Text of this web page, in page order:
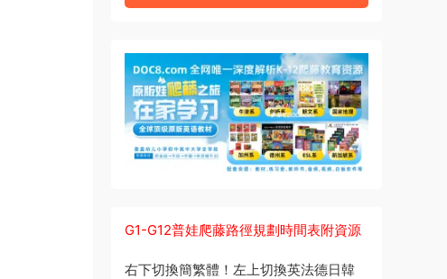
G1-G12普娃爬藤路徑規劃時間表附資源
右下切換簡繁體！左上切換英法德日韓